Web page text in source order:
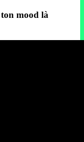
mood là